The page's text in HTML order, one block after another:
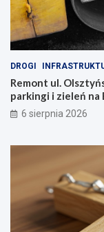
DROGI
Remont ul.
parkingi i zieleń na
6 sierpnia 2026